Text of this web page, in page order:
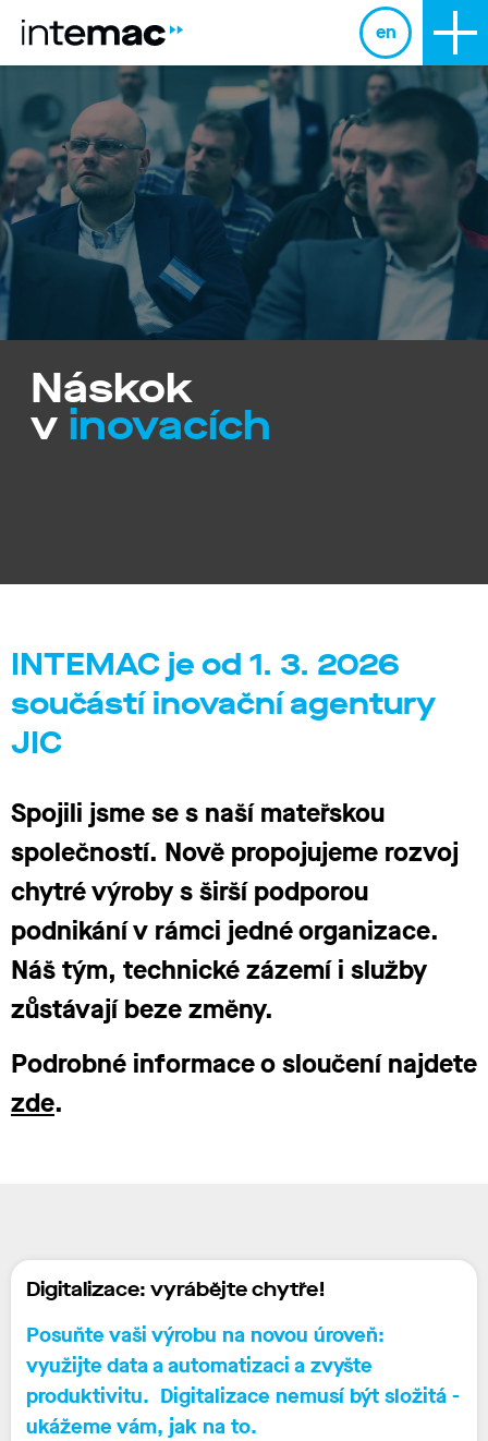
en
Náskok
v inovacích
4.0
INTEMAC je od 1. 3. 2026
součástí inovační agentury
JIC
Spojili jsme se s naší mateřskou
společností. Nově propojujeme rozvoj
chytré výroby s širší podporou
podnikánív rámci jedné organizace.
Náš tým, technické zázemí i služby
zůstávají beze změny.
Podrobné informace o sloučení najdete
zde.
Digitalizace: vyrábějte chytře!
Posuňte vaši výrobu na novou úroveň:
využijte data a automatizaci a zvyšte
produktivitu. Digitalizace nemusí být složitá -
ukážeme vám, jak na to.